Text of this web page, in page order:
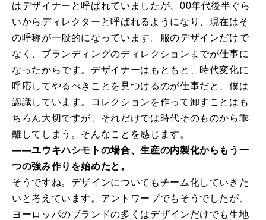
はデザイナーと呼ばれていましたが、00年代後半ぐら
いからディレクターと呼ばれるようになり、現在はそ
の呼称が一般的になっています。服のデザインだけで
なく、ブランディングのディレクションまでが仕事に
なったからです。デザイナーはもともと、時代変化に
呼応してやるべきことを見つけるのが仕事だと、僕は
認識しています。コレクションを作って卸すことはも
ちろん大切ですが、それだけでは時代そのものから乖
離してしまう。そんなことを感じます。
――ユウキハシモトの場合、生産の内製化からもう一
つの強み作りを始めたと。
そうですね。デザインについてもチーム化していきた
いと考えています。アントワープでもそうでしたが、
ヨーロッパのブランドの多くはデザインだけでも生地